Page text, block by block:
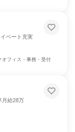
ベート充実
オフィス・事務・受付
月給28万